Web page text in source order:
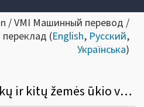
/ VMI Машинный перевод /
(English, Русский,
Українська)
Dėl leidinio „Ūkininkų ir kitų žemės ūkio veiklą vykdančių gyventojų mokesčiai“ atnaujinimo